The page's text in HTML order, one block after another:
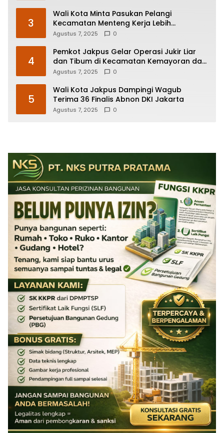
3
Wali Kota Minta Pasukan Pelangi
Kecamatan Menteng Kerja Lebih
Responsif
Agustus 7, 2025 0
4
Pemkot Jakpus Gelar Operasi Jukir Liar
dan Tibum di Kecamatan Kemayoran dan
Johar Baru
Agustus 7, 2025 0
5
Wali Kota Jakpus Dampingi Wagub
Terima 36 Finalis Abnon DKI Jakarta
Agustus 7, 2025 0